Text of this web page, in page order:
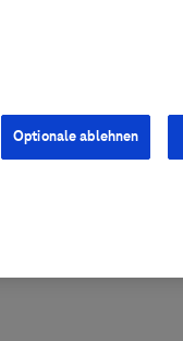
Optionale ablehnen